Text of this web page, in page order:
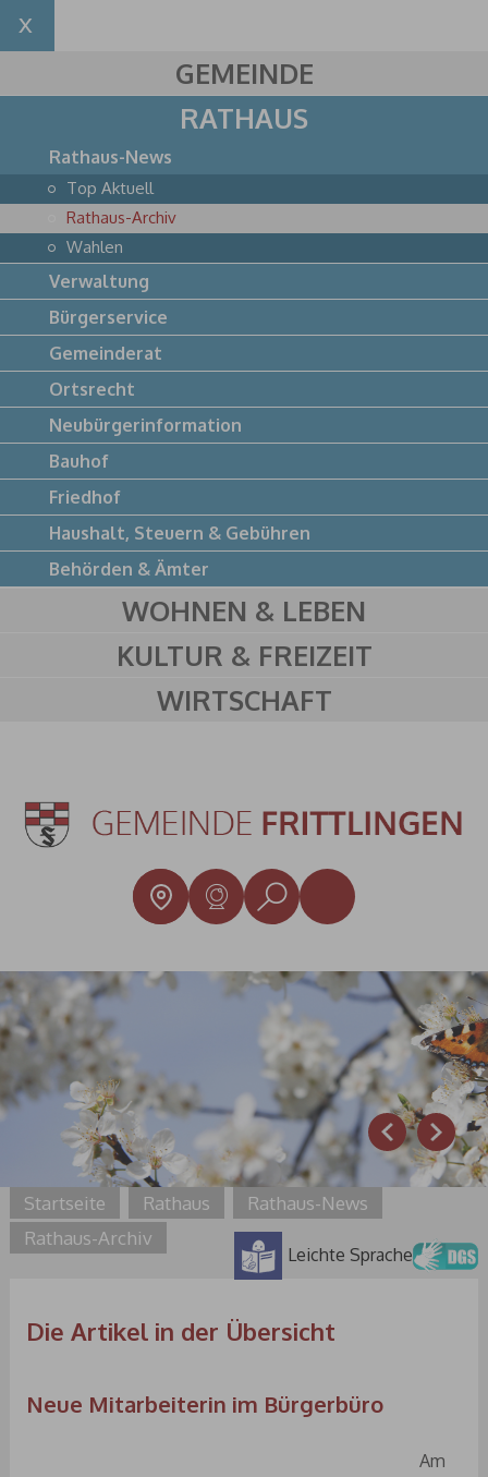
GEMEINDE
RATHAUS
Rathaus-News
Top Aktuell
Rathaus-Archiv
Wahlen
Verwaltung
Bürgerservice
Gemeinderat
Ortsrecht
Neubürgerinformation
Bauhof
Friedhof
Haushalt, Steuern & Gebühren
Behörden & Ämter
WOHNEN & LEBEN
KULTUR & FREIZEIT
WIRTSCHAFT
Prev Next
Startseite Rathaus
Rathaus-News
Rathaus-Archiv
Die Artikel in der Übersicht
Neue Mitarbeiterin im Bürgerbüro
Am
Leichte Sprache